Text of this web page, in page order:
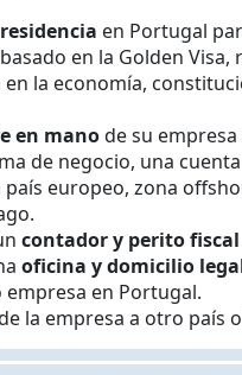
en Portugal
en la Golden Visa,
la economía,
en manode su empresa
de negocio, una
europeo, zona
contador y perito fiscal
oficina y domicilio
en Portugal.
la empresa a otro país